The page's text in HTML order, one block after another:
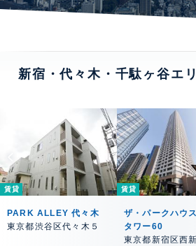
新宿・代々木・千駄ヶ谷エ
賃貸
PARK ALLEY 代々木
東京都渋谷区代々木５
賃貸
ザ・パークハウ
タワー60
東京都新宿区西